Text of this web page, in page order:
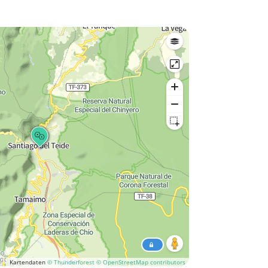
Kartendaten © Thunderforest © OpenStreetMap contributors